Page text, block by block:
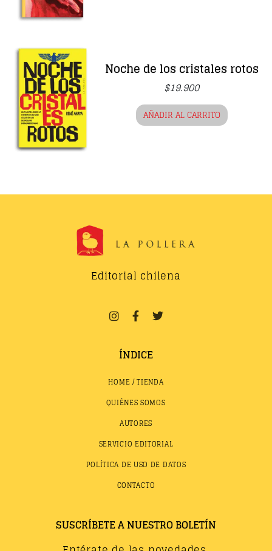
Noche de los cristales rotos
$19.900
AÑADIR AL CARRITO
Editorial chilena
ÍNDICE
HOME / TIENDA
QUIÉNES SOMOS
AUTORES
SERVICIO EDITORIAL
POLÍTICA DE USO DE DATOS
CONTACTO
SUSCRÍBETE A NUESTRO BOLETÍN